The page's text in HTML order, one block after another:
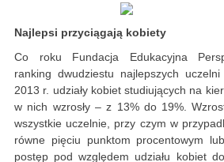
Najlepsi przyciągają kobiety
Co roku Fundacja Edukacyjna
ranking dwudziestu najlepszych
2013 r. udziały kobiet studiujących na
w nich wzrosły – z 13% do 19%.
wszystkie uczelnie, przy czym w
równe pięciu punktom procentowym
postęp pod względem udziału kobiet